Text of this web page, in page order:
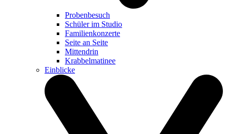
Probenbesuch
Schüler im Studio
Familienkonzerte
Seite an Seite
Mittendrin
Krabbelmatinee
Einblicke